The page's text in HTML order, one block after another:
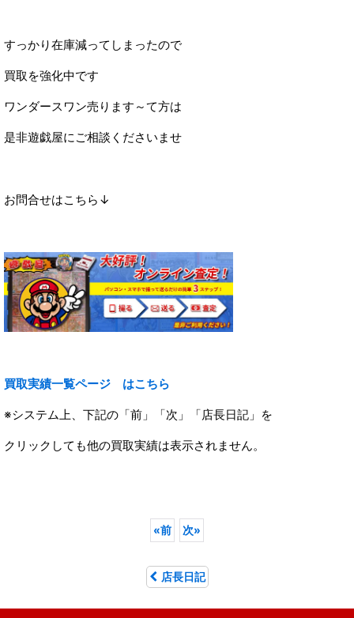
すっかり在庫減ってしまったので
買取を強化中です
ワンダースワン売ります～て方は
是非遊戯屋にご相談くださいませ
お問合せはこちら↓
買取実績一覧ページ はこちら
※システム上、下記の「前」「次」「店長日記」を
クリックしても他の買取実績は表示されません。
«前 次»
店長日記